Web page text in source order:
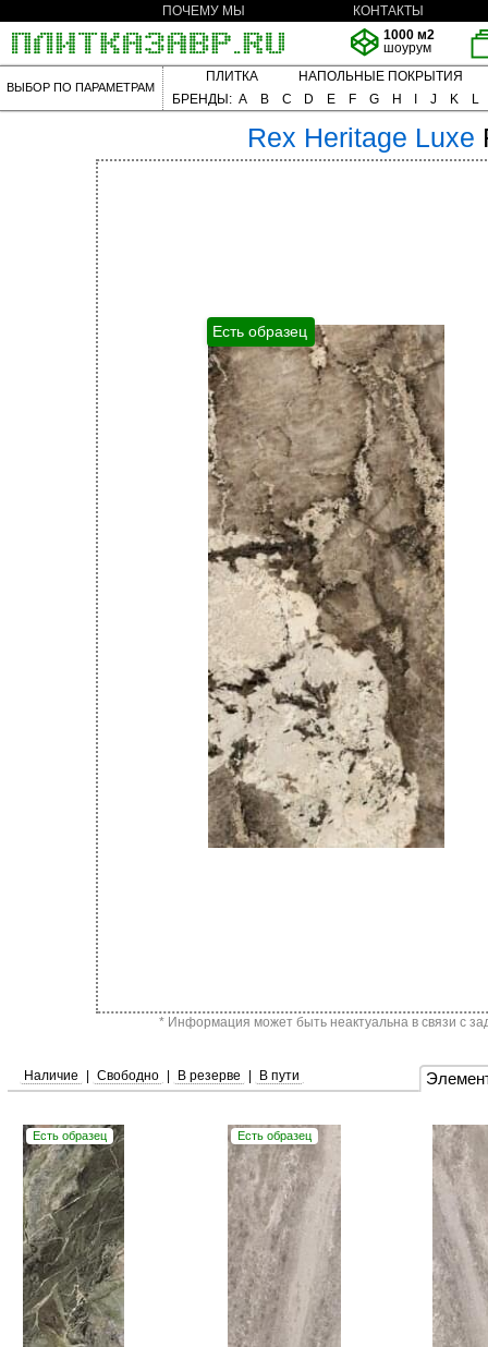
ПОЧЕМУ МЫ
КОНТАКТЫ
1000 м2
шоурум
ВЫБОР ПО ПАРАМЕТРАМ
ПЛИТКА
НАПОЛЬНЫЕ ПОКРЫТИЯ
БРЕНДЫ: A B C D E F G H J K L
Rex Heritage Luxe
Есть образец
* Информация может быть неактуальна в связи с
Наличие Свободно В резерве В пути
Есть образец Есть образец